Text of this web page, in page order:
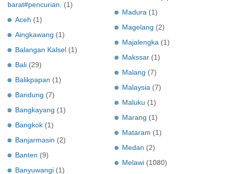
barat#pencurian.
(1)
Aceh (1)
Aingkawang (1)
Balangan Kalsel (1)
Bali (29)
Balikpapan (1)
Bandung (7)
Bangkayang (1)
Bangkok (1)
Banjarmasin (2)
Banten (9)
Banyuwangi (1)
Madura (1)
Magelang (2)
Majalengka (1)
Makssar (1)
Malang (7)
Malaysia (7)
Maluku (1)
Marang (1)
Mataram (1)
Medan (2)
Melawi (1080)